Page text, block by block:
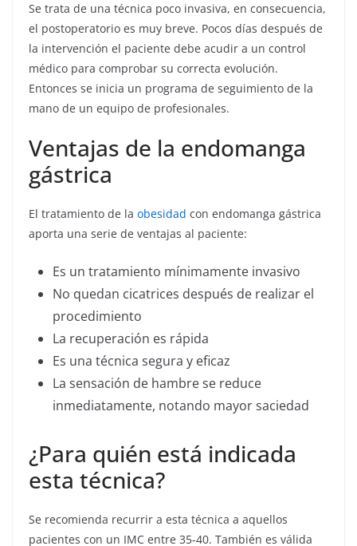
Se trata de una técnica poco invasiva, en consecuencia,
el postoperatorio es muy breve. Pocos días después de
la intervención el paciente debe acudir a un control
médico para comprobar su correcta evolución.
Entonces se inicia un programa de seguimiento de la
mano de un equipo de profesionales.
Ventajas de la endomanga
gástrica
El tratamiento de la obesidad con endomanga gástrica
aporta una serie de ventajas al paciente:
Es un tratamiento mínimamente invasivo
No quedan cicatrices después de realizar el
procedimiento
La recuperación es rápida
Es una técnica segura y eficaz
La sensación de hambre se reduce
inmediatamente, notando mayor saciedad
¿Para quién está indicada
esta técnica?
Se recomienda recurrir a esta técnica a aquellos
pacientes con un IMC entre 35-40. También es válida